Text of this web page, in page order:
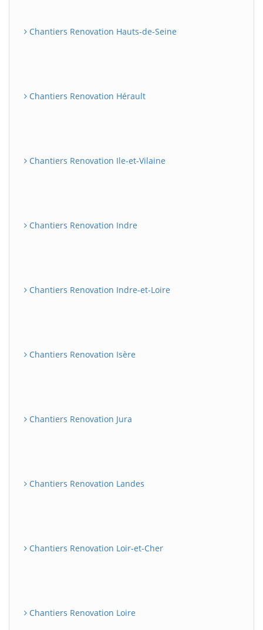
Chantiers Renovation Hauts-de-Seine
Chantiers Renovation Hérault
Chantiers Renovation Ile-et-Vilaine
Chantiers Renovation Indre
Chantiers Renovation Indre-et-Loire
Chantiers Renovation Isère
Chantiers Renovation Jura
Chantiers Renovation Landes
Chantiers Renovation Loir-et-Cher
Chantiers Renovation Loire